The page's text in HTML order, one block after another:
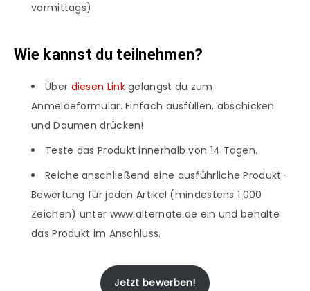
vormittags)
Wie kannst du teilnehmen?
Über diesen Linkgelangst du zum
Anmeldeformular. Einfach ausfüllen, abschicken
und Daumen drücken!
Teste das Produkt innerhalb von 14 Tagen.
Reiche anschließend eine ausführliche Produkt-
Bewertung für jeden Artikel (mindestens 1.000
Zeichen) unter www.alternate.de ein und behalte
das Produkt im Anschluss.
Jetzt bewerben!